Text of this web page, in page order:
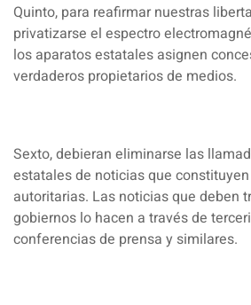
Quinto, para reafirmar nuestras
privatizarse el espectro
los aparatos estatales asignen
verdaderos propietarios de medios.
Sexto, debieran eliminarse las
estatales de noticias que
autoritarias. Las noticias que deben
gobiernos lo hacen a través de
conferencias de prensa y similares.